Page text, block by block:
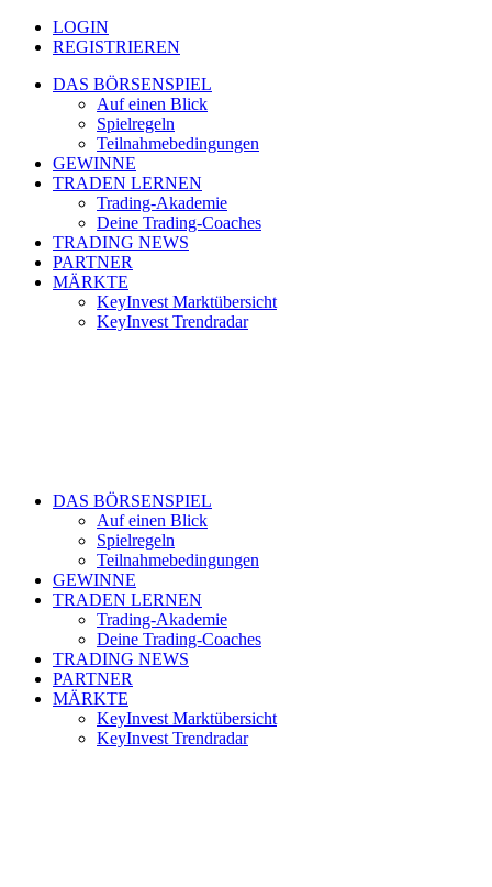
LOGIN
REGISTRIEREN
DAS BÖRSENSPIEL
Auf einen Blick
Spielregeln
Teilnahmebedingungen
GEWINNE
TRADEN LERNEN
Trading-Akademie
Deine Trading-Coaches
TRADING NEWS
PARTNER
MÄRKTE
KeyInvest Marktübersicht
KeyInvest Trendradar
DAS BÖRSENSPIEL
Auf einen Blick
Spielregeln
Teilnahmebedingungen
GEWINNE
TRADEN LERNEN
Trading-Akademie
Deine Trading-Coaches
TRADING NEWS
PARTNER
MÄRKTE
KeyInvest Marktübersicht
KeyInvest Trendradar